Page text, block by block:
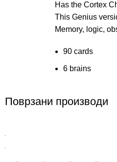
Has the Cortex
This Genius
Memory, logic,
90 cards
6 brains
Поврзани производи